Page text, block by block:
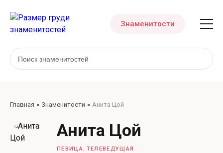
Знаменитости
Главная Знаменитости Анита Цой
Анита Цой
ПЕВИЦА, ТЕЛЕВЕДУЩАЯ